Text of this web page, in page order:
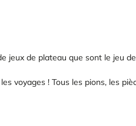
de plateau que sont le jeu
voyages ! Tous les pions, les